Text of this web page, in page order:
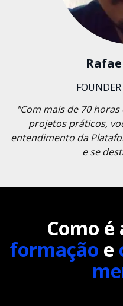
"Com mais de 70
projetos práticos,
entendimento da
e se
Como é
formação e